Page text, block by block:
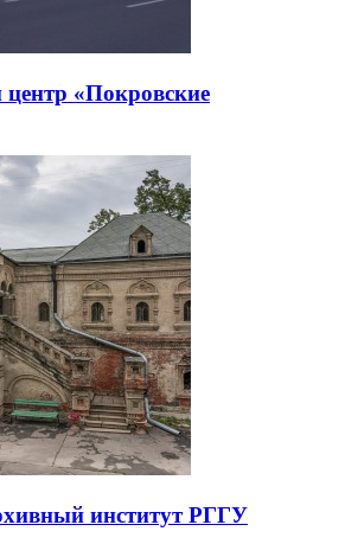
«Покровские
институт РГГУ